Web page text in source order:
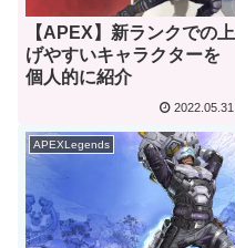
【APEX】新ランクでの上
げやすいキャラクターを
個人的に紹介
2022.05.31
APEXLegends